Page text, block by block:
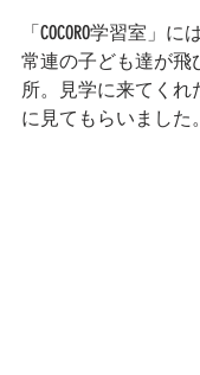
「COCORO学習室」
常連の子ども達が飛
所。見学に来てくれ
に見てもらいました。